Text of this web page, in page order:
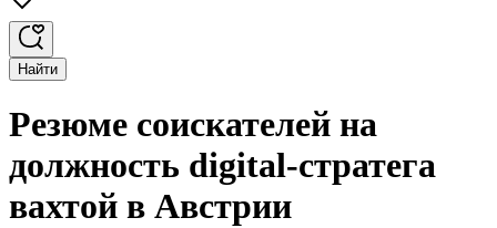
Найти
Резюме соискателей на
должность digital-стратега
вахтой в Австрии